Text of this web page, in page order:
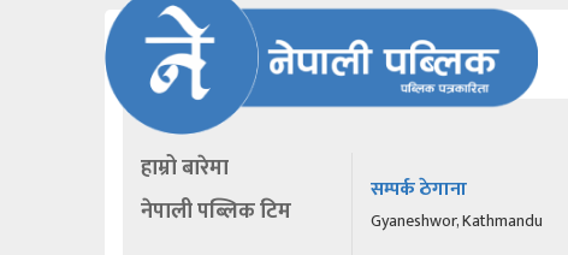
हाम्रो बारेमा
नेपाली पब्लिक टिम
सम्पर्क ठेगाना
Gyaneshwor, Kathmandu